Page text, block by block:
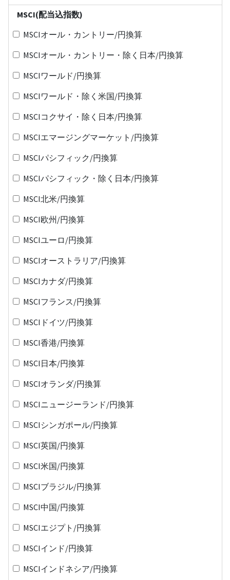
MSCI(配当込指数)
MSCIオール・カントリー/円換算
MSCIオール・カントリー・除く日本/円換算
MSCIワールド/円換算
MSCIワールド・除く米国/円換算
MSCIコクサイ・除く日本/円換算
MSCIエマージングマーケット/円換算
MSCIパシフィック/円換算
MSCIパシフィック・除く日本/円換算
MSCI北米/円換算
MSCI欧州/円換算
MSCIユーロ/円換算
MSCIオーストラリア/円換算
MSCIカナダ/円換算
MSCIフランス/円換算
MSCIドイツ/円換算
MSCI香港/円換算
MSCI日本/円換算
MSCIオランダ/円換算
MSCIニュージーランド/円換算
MSCIシンガポール/円換算
MSCI英国/円換算
MSCI米国/円換算
MSCIブラジル/円換算
MSCI中国/円換算
MSCIエジプト/円換算
MSCIインド/円換算
MSCIインドネシア/円換算